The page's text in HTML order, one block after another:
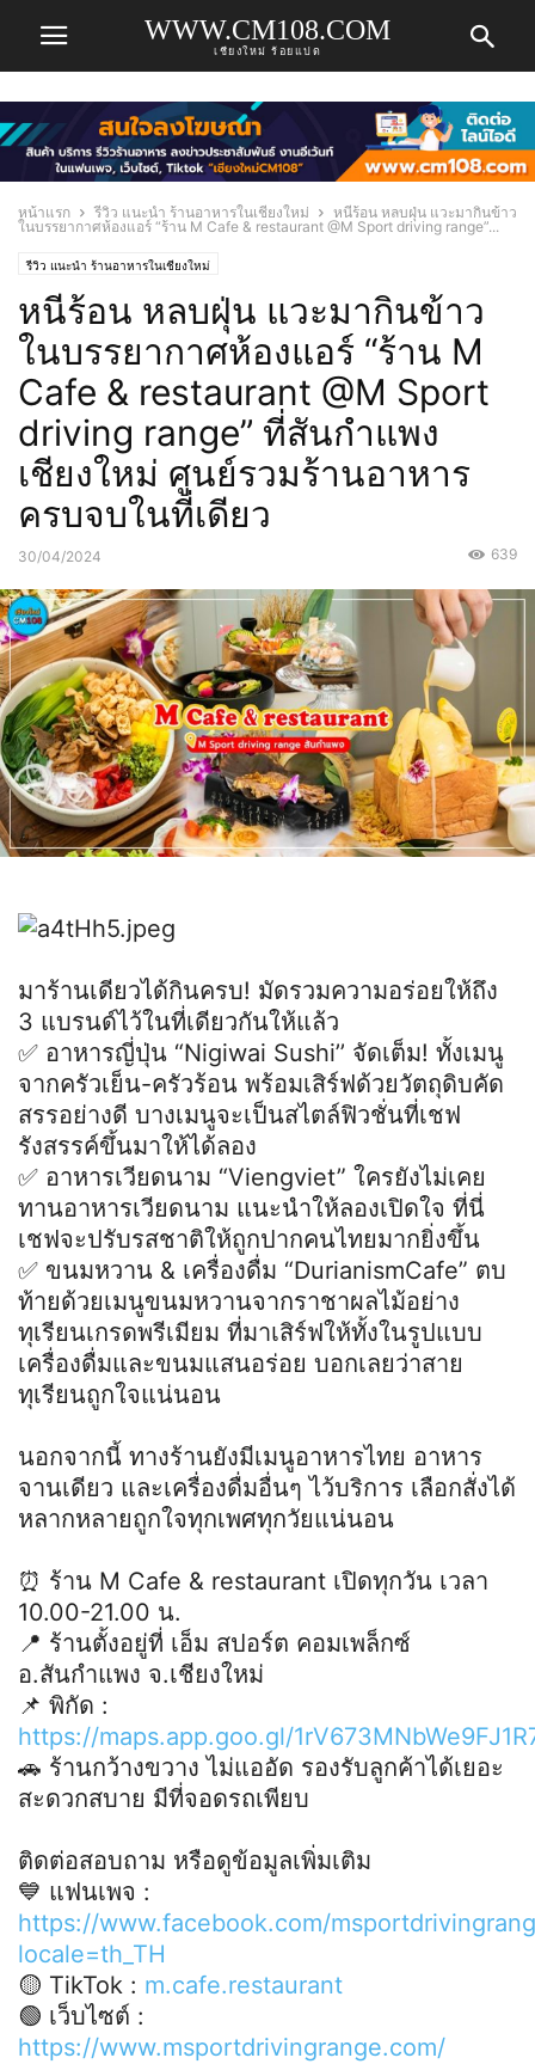
WWW.CM108.COM
เชียงใหม่ ร้อยแปด
หน้าแรก รีวิว แนะนำ ร้านอาหารในเชียงใหม่
หนีร้อน หลบฝุ่น แวะมากินข้าว
ในบรรยากาศห้องแอร์ “ร้าน M Cafe & restaurant @‌M Sport driving range”...
รีวิว แนะนำ ร้านอาหารในเชียงใหม่
หนีร้อน หลบฝุ่น แวะมากินข้าว
ในบรรยากาศห้องแอร์ “ร้าน M
Cafe & restaurant @‌M Sport
driving range” ที่สันกำแพง
เชียงใหม่ ศูนย์รวมร้านอาหาร
ครบจบในที่เดียว
30/04/2024 639
มาร้านเดียวได้กินครบ! มัดรวมความอร่อยให้ถึง
3 แบรนด์ไว้ในที่เดียวกันให้แล้ว
✅ อาหารญี่ปุ่น “Nigiwai Sushi’’ จัดเต็ม! ทั้งเมนู
จากครัวเย็น-ครัวร้อน พร้อมเสิร์ฟด้วยวัตถุดิบคัด
สรรอย่างดี บางเมนูจะเป็นสไตล์ฟิวชั่นที่เชฟ
รังสรรค์ขึ้นมาให้ได้ลอง
✅ อาหารเวียดนาม “Viengviet” ใครยังไม่เคย
ทานอาหารเวียดนาม แนะนำให้ลองเปิดใจ ที่นี่
เชฟจะปรับรสชาติให้ถูกปากคนไทยมากยิ่งขึ้น
✅ ขนมหวาน & เครื่องดื่ม “DurianismCafe” ตบ
ท้ายด้วยเมนูขนมหวานจากราชาผลไม้อย่าง
ทุเรียนเกรดพรีเมียม ที่มาเสิร์ฟให้ทั้งในรูปแบบ
เครื่องดื่มและขนมแสนอร่อย บอกเลยว่าสาย
ทุเรียนถูกใจแน่นอน
นอกจากนี้ ทางร้านยังมีเมนูอาหารไทย อาหาร
จานเดียว และเครื่องดื่มอื่นๆ ไว้บริการ เลือกสั่งได้
หลากหลายถูกใจทุกเพศทุกวัยแน่นอน
⏰ ร้าน M Cafe & restaurant เปิดทุกวัน เวลา
10.00-21.00 น.
📍 ร้านตั้งอยู่ที่ เอ็ม สปอร์ต คอมเพล็กซ์
อ.สันกำแพง จ.เชียงใหม่
📌 พิกัด :
https://maps.app.goo.gl/
🚗 ร้านกว้างขวาง ไม่แออัด รองรับลูกค้าได้เยอะ
สะดวกสบาย มีที่จอดรถเพียบ
ติดต่อสอบถาม หรือดูข้อมูลเพิ่มเติม
💙 แฟนเพจ :
https://www.facebook.com/
locale=th_TH
🟡 TikTok : m.cafe.restaurant
🟢 เว็บไซต์ :
https://www.msportdrivingrange.com/